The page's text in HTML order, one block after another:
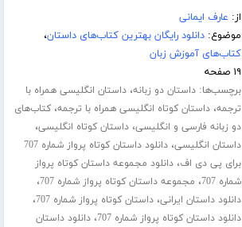
از: عارف ایمانی
موضوع:دانلود رایگان بهترین کتاب‌های داستان،
کتاب‌های آموزش زبان
۱۹ صفحه
برچسب‌ها:داستان دو زبانه،داستان انگلیسی همراه با
ترجمه،داستان کوتاه انگلیسی همراه با ترجمه،کتاب‌های
دو زبانه فارسی و انگلیسی،داستان کوتاه انگلیسی،
داستان انگلیسی،
دانلود داستان کوتاه پرواز شماره 707
برای پی دی اف،دانلود مجموعه داستان کوتاه پرواز
شماره 707
، مجموعه داستان کوتاه پرواز شماره 707 ،
دانلود داستان ایرانی،داستان کوتاه پرواز شماره 707 ،
دانلود داستان کوتاه پرواز شماره 707 ،دانلود داستان